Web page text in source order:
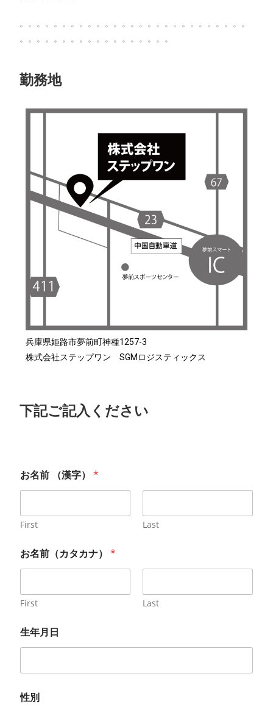
。。。。。。。。。。。。。。。。。。。。。。。。。。。
。。。。。。。 。。 。。 。。 。。 。。 。
勤務地
兵庫県姫路市夢前町神種1257-3
株式会社ステップワン SGMロジスティックス
下記ご記入ください
お名前 （漢字）*
First Last
お名前（カタカナ）*
First Last
生年月日
性別